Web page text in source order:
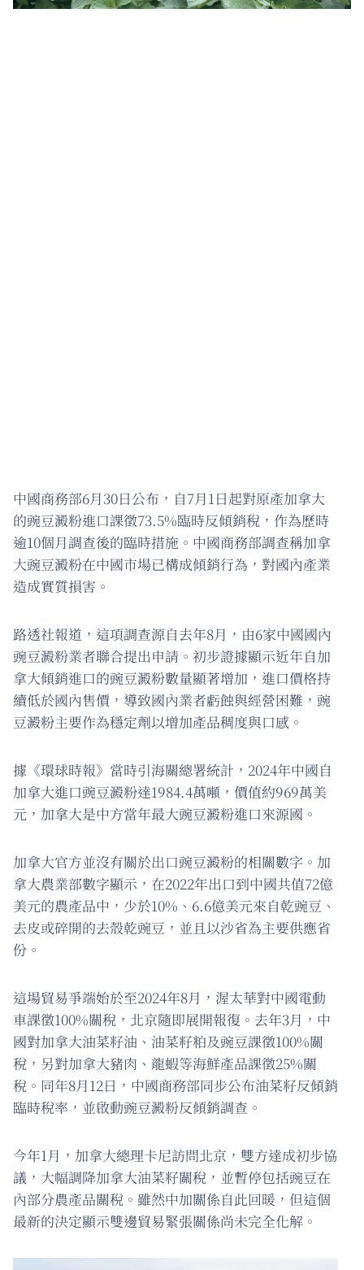
中國商務部6月30日公布，自7月1日起對原產加拿大
的豌豆澱粉進口課徵73.5%臨時反傾銷稅，作為歷時
逾10個月調查後的臨時措施。中國商務部調查稱加拿
大豌豆澱粉在中國市場已構成傾銷行為，對國內產業
造成實質損害。
路透社報道，這項調查源自去年8月，由6家中國國內
豌豆澱粉業者聯合提出申請。初步證據顯示近年自加
拿大傾銷進口的豌豆澱粉數量顯著增加，進口價格持
續低於國內售價，導致國內業者虧蝕與經營困難，豌
豆澱粉主要作為穩定劑以增加產品稠度與口感。
據《環球時報》當時引海關總署統計，2024年中國自
加拿大進口豌豆澱粉達1984.4萬噸，價值約969萬美
元，加拿大是中方當年最大豌豆澱粉進口來源國。
加拿大官方並沒有關於出口豌豆澱粉的相關數字。加
拿大農業部數字顯示，在2022年出口到中國共值72億
美元的農產品中，少於10%、6.6億美元來自乾豌豆、
去皮或碎開的去殼乾豌豆，並且以沙省為主要供應省
份。
這場貿易爭端始於至2024年8月，渥太華對中國電動
車課徵100%關稅，北京隨即展開報復。去年3月，中
國對加拿大油菜籽油、油菜籽粕及豌豆課徵100%關
稅，另對加拿大豬肉、龍蝦等海鮮產品課徵25%關
稅。同年8月12日，中國商務部同步公布油菜籽反傾銷
臨時稅率，並啟動豌豆澱粉反傾銷調查。
今年1月，加拿大總理卡尼訪問北京，雙方達成初步協
議，大幅調降加拿大油菜籽關稅，並暫停包括豌豆在
內部分農產品關稅。雖然中加關係自此回暖，但這個
最新的決定顯示雙邊貿易緊張關係尚未完全化解。